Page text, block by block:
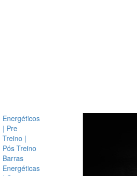
Energéticos
| Pre
Treino |
Pós Treino
Barras
Energéticas